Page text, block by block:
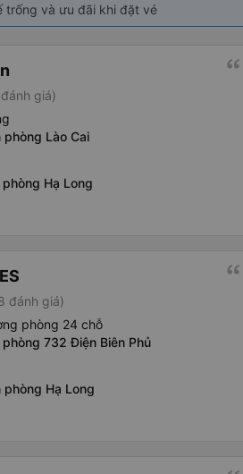
trống và ưu đãi khi đặt vé
giá)
phòng Lào Cai
Hạ Long
đánh giá)
phòng 24 chỗ
phòng 732 Điện Biên Phủ
phòng Hạ Long